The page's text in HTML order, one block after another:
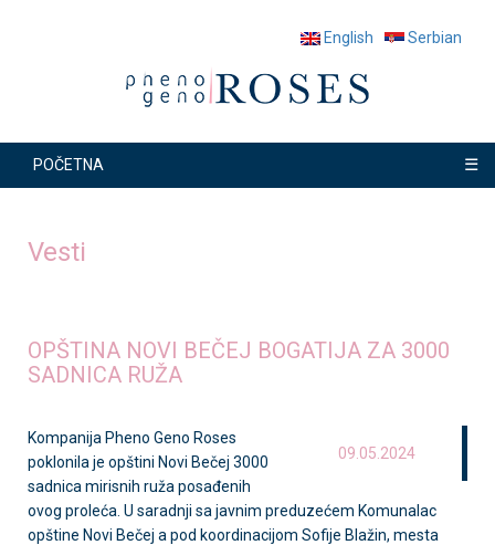
English Serbian
POČETNA ☰
Vesti
OPŠTINA NOVI BEČEJ BOGATIJA ZA 3000
SADNICA RUŽA
09.05.2024
Kompanija Pheno Geno Roses
poklonila je opštini Novi Bečej 3000
sadnica mirisnih ruža posađenih
ovog proleća. U saradnji sa javnim preduzećem Komunalac
opštine Novi Bečej a pod koordinacijom Sofije Blažin, mesta